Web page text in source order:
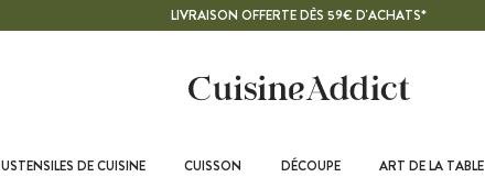
LIVRAISON OFFERTE DÈS 59€ D'ACHATS*
USTENSILES DE CUISINE CUISSON DÉCOUPE ART DE LA TABLE